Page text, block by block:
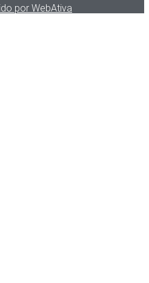
por WebAtiva